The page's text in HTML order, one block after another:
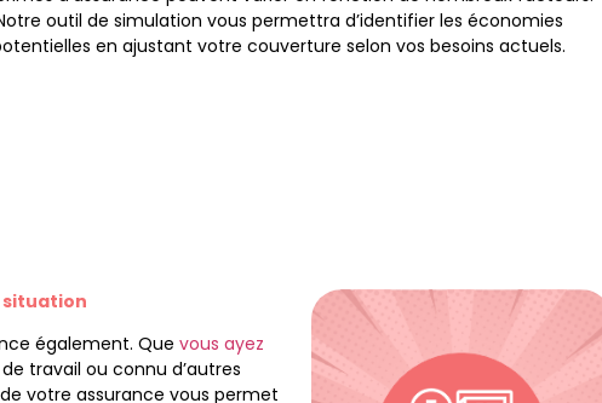
outil de simulation vous permettra d’identifier les économies
en ajustant votre couverture selon vos besoins actuels.
également. Que vous ayez
travail ou connu d’autres
votre assurance vous permet